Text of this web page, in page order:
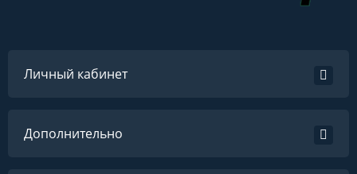
Личный кабинет
Дополнительно